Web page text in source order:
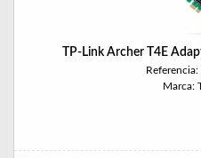
TP-Link Archer T4E
Marca: